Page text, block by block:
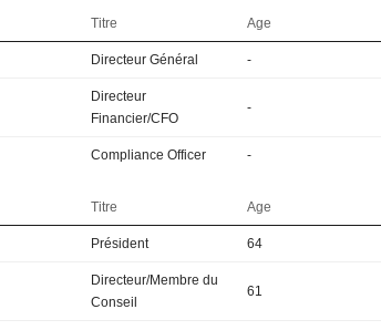
Titre Age
Directeur Général -
Directeur
Financier/CFO
-
Compliance Officer -
Titre Age
Président 64
Directeur/Membre du
Conseil
61